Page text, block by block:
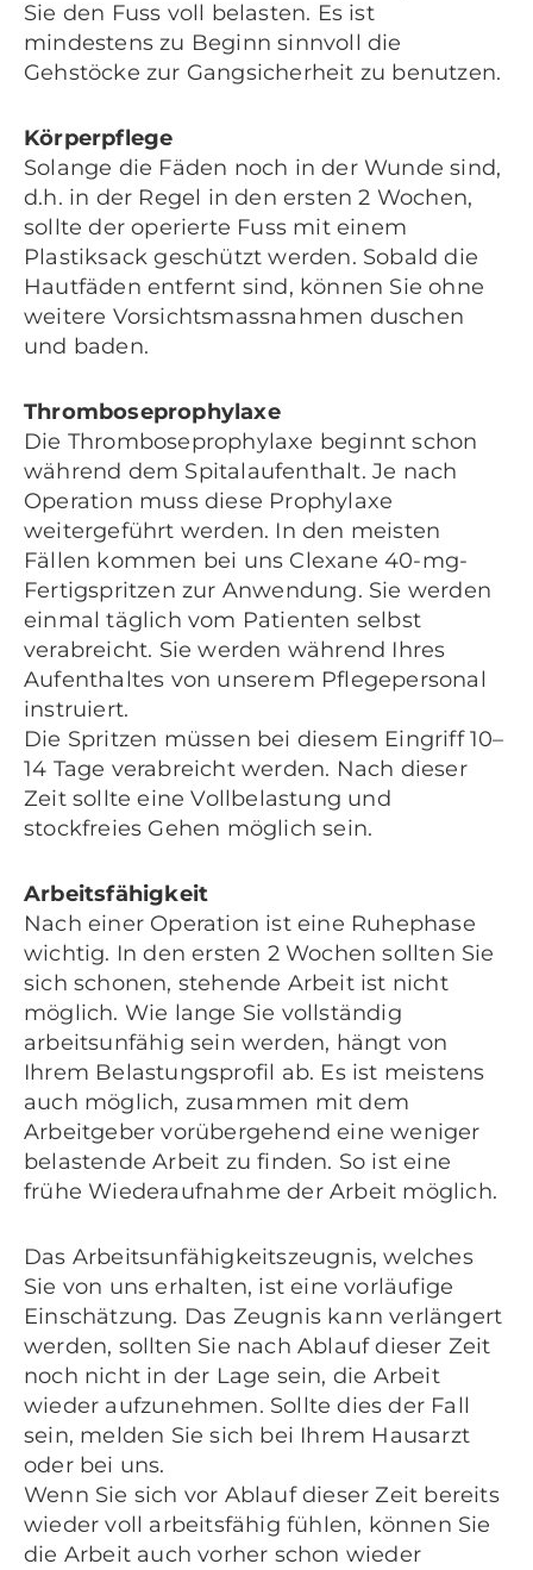
Sie den Fuss voll belasten. Es ist
mindestens zu Beginn sinnvoll die
Gehstöcke zur Gangsicherheit zu benutzen.
Körperpflege
Solange die Fäden noch in der Wunde sind,
d.h. in der Regel in den ersten 2 Wochen,
sollte der operierte Fuss mit einem
Plastiksack geschützt werden. Sobald die
Hautfäden entfernt sind, können Sie ohne
weitere Vorsichtsmassnahmen duschen
und baden.
Thromboseprophylaxe
Die Thromboseprophylaxe beginnt schon
während dem Spitalaufenthalt. Je nach
Operation muss diese Prophylaxe
weitergeführt werden. In den meisten
Fällen kommen bei uns Clexane 40-mg-
Fertigspritzen zur Anwendung. Sie werden
einmal täglich vom Patienten selbst
verabreicht. Sie werden während Ihres
Aufenthaltes von unserem Pflegepersonal
instruiert.
Die Spritzen müssen bei diesem Eingriff 10–
14 Tage verabreicht werden. Nach dieser
Zeit sollte eine Vollbelastung und
stockfreies Gehen möglich sein.
Arbeitsfähigkeit
Nach einer Operation ist eine Ruhephase
wichtig. In den ersten 2 Wochen sollten Sie
sich schonen, stehende Arbeit ist nicht
möglich. Wie lange Sie vollständig
arbeitsunfähig sein werden, hängt von
Ihrem Belastungsprofil ab. Es ist meistens
auch möglich, zusammen mit dem
Arbeitgeber vorübergehend eine weniger
belastende Arbeit zu finden. So ist eine
frühe Wiederaufnahme der Arbeit möglich.
Das Arbeitsunfähigkeitszeugnis, welches
Sie von uns erhalten, ist eine vorläufige
Einschätzung. Das Zeugnis kann verlängert
werden, sollten Sie nach Ablauf dieser Zeit
noch nicht in der Lage sein, die Arbeit
wieder aufzunehmen. Sollte dies der Fall
sein, melden Sie sich bei Ihrem Hausarzt
oder bei uns.
Wenn Sie sich vor Ablauf dieser Zeit bereits
wieder voll arbeitsfähig fühlen, können Sie
die Arbeit auch vorher schon wieder